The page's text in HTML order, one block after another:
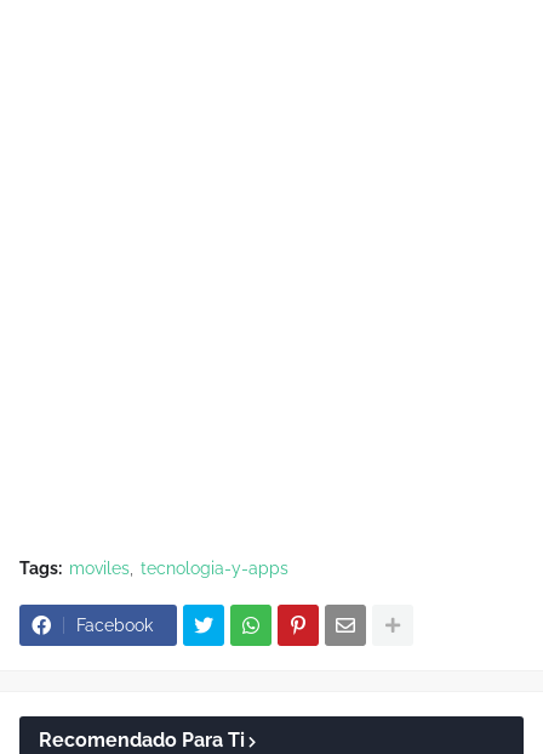
Tags: moviles tecnologia-y-apps
Facebook
Recomendado Para Ti